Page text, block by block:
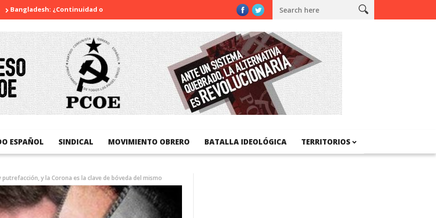
¿Continuidad o revolución?
ESPAÑOL SINDICAL MOVIMIENTO OBRERO BATALLA IDEOLÓGICA TERRITORIOS
y la Corona es la clave de bóveda del mismo